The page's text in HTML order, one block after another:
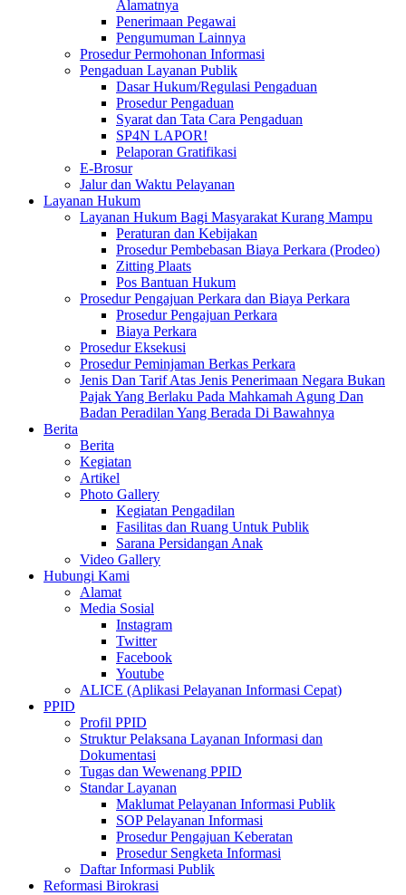
Alamatnya
Penerimaan Pegawai
Pengumuman Lainnya
Prosedur Permohonan Informasi
Pengaduan Layanan Publik
Dasar Hukum/Regulasi Pengaduan
Prosedur Pengaduan
Syarat dan Tata Cara Pengaduan
SP4N LAPOR!
Pelaporan Gratifikasi
E-Brosur
Jalur dan Waktu Pelayanan
Layanan Hukum
Layanan Hukum Bagi Masyarakat Kurang Mampu
Peraturan dan Kebijakan
Prosedur Pembebasan Biaya Perkara (Prodeo)
Zitting Plaats
Pos Bantuan Hukum
Prosedur Pengajuan Perkara dan Biaya Perkara
Prosedur Pengajuan Perkara
Biaya Perkara
Prosedur Eksekusi
Prosedur Peminjaman Berkas Perkara
Jenis Dan Tarif Atas Jenis Penerimaan Negara Bukan
Pajak Yang Berlaku Pada Mahkamah Agung Dan
Badan Peradilan Yang Berada Di Bawahnya
Berita
Berita
Kegiatan
Artikel
Photo Gallery
Kegiatan Pengadilan
Fasilitas dan Ruang Untuk Publik
Sarana Persidangan Anak
Video Gallery
Hubungi Kami
Alamat
Media Sosial
Instagram
Twitter
Facebook
Youtube
ALICE (Aplikasi Pelayanan Informasi Cepat)
PPID
Profil PPID
Struktur Pelaksana Layanan Informasi dan
Dokumentasi
Tugas dan Wewenang PPID
Standar Layanan
Maklumat Pelayanan Informasi Publik
SOP Pelayanan Informasi
Prosedur Pengajuan Keberatan
Prosedur Sengketa Informasi
Daftar Informasi Publik
Reformasi Birokrasi